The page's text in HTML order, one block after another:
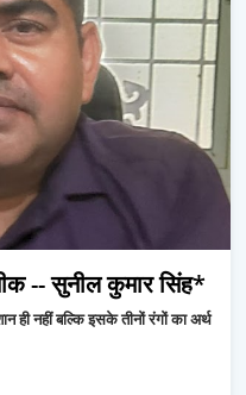
-- सुनील कुमार सिंह*
ही नहीं बल्कि इसके तीनों रंगों का अर्थ